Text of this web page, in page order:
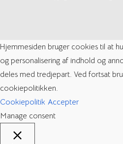
Hjemmesiden bruger cookies til at
og personalisering af indhold og
deles med tredjepart. Ved fortsat
cookiepolitikken.
Cookiepolitik Accepter
Manage consent